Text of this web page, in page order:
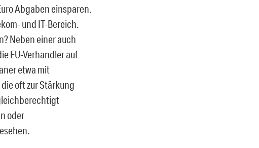
Abgaben einsparen.
und IT-Bereich.
Neben einer auch
EU-Verhandler auf
etwa mit
oft zur Stärkung
oder